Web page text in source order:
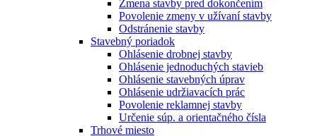
Zmena stavby pred dokončením
Povolenie zmeny v užívaní stavby
Odstránenie stavby
Stavebný poriadok
Ohlásenie drobnej stavby
Ohlásenie jednoduchých stavieb
Ohlásenie stavebných úprav
Ohlásenie udržiavacích prác
Povolenie reklamnej stavby
Určenie súp. a orientačného čísla
Trhové miesto